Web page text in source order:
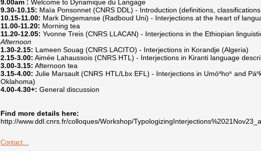
9.00am : Welcome to Dynamique du Langage
9.30-10.15: Maïa Ponsonnet (CNRS DDL) - Introduction (definitions,
10.15-11.00: Mark Dingemanse (Radboud Uni) - Interjections at the heart of
11.00-11.20: Morning tea
11.20-12.05: Yvonne Treis (CNRS LLACAN) - Interjections in the Ethiopian
Afternoon
1.30-2.15: Lameen Souag (CNRS LACITO) - Interjections in Korandje (Algeria)
2.15-3.00: Aimée Lahaussois (CNRS HTL) - Interjections in Kiranti language
3.00-3.15: Afternoon tea
3.15-4.00: Julie Marsault (CNRS HTL/Lbx EFL) - Interjections in Umóⁿhoⁿ and
Oklahoma)
4.00-4.30+: General discussion
Find more details here:
http://www.ddl.cnrs.fr/colloques/Workshop/
Contact...